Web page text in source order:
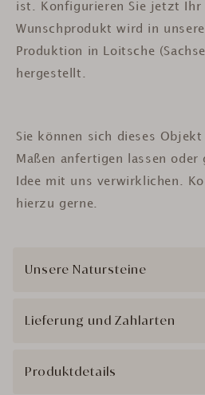
ist.
Konfigurieren Sie jetzt
Wunschprodukt wird in
Produktion in Loitsche
hergestellt.
Sie können sich dieses Objekt
Maßen anfertigen lassen oder
Idee mit uns verwirklichen.
hierzu gerne.
Unsere Natursteine
Lieferung und Zahlarten
Produktdetails